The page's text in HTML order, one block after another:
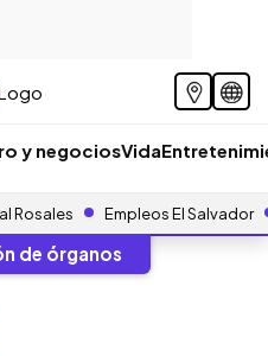
y negociosVida
Rosales Empleos El Salvador
de órganos